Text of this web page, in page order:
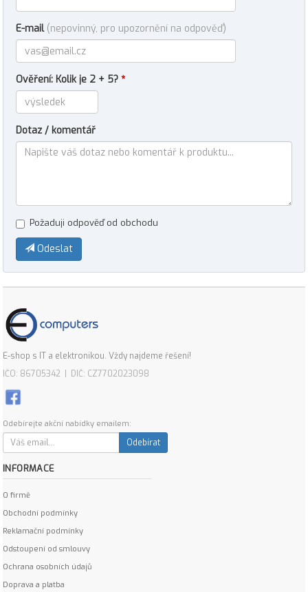
E-mail (nepovinný, pro upozornění na odpověď)
Ověření: Kolik je 2 + 5? *
Dotaz / komentář
Požaduji odpověď od obchodu
Odeslat
E-shop s IT a elektronikou. Vždy najdeme řešení!
IČO: 86705342 | DIČ: CZ7702023098
Odebírejte akční nabídky emailem:
Odebírat
INFORMACE
O firmě
Obchodní podmínky
Reklamační podmínky
Odstoupení od smlouvy
Ochrana osobních údajů
Doprava a platba